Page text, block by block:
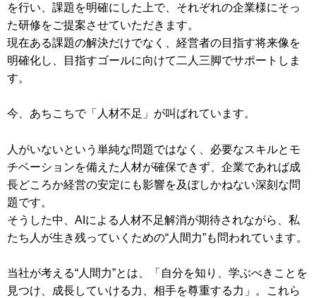
を行い、課題を明確にした上で、それぞれの企業様にそっ
た研修をご提案させていただきます。
現在ある課題の解決だけでなく、経営者の目指す将来像を
明確化し、目指すゴールに向けて二人三脚でサポートしま
す。
今、あちこちで「人材不足」が叫ばれています。
人がいないという単純な問題ではなく、必要なスキルとモ
チベーションを備えた人材が確保できず、企業であれば成
長どころか経営の安定にも影響を及ぼしかねない深刻な問
題です。
そうした中、AIによる人材不足解消が期待されながら、私
たち人が生き残っていくための“人間力”も問われています。
当社が考える“人間力”とは、「自分を知り、学ぶべきことを
見つけ、成長していける力、相手を尊重する力」。これら